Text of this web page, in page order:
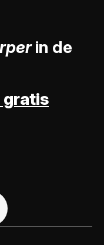
in de
gratis